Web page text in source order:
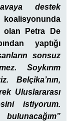
destek
olan Petra De
yaptığı
sonsuz
Soykırım
Belçika’nın,
Uluslararası
istiyorum.